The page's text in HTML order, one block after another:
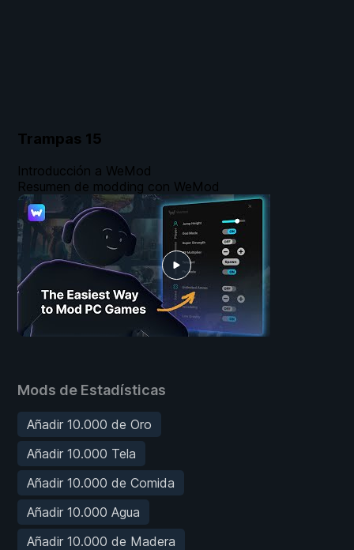
Trampas 15
Mods de Estadísticas
Añadir 10.000 de Oro
Añadir 10.000 Tela
Añadir 10.000 de Comida
Añadir 10.000 Agua
Añadir 10.000 de Madera
Introducción a WeMod
Resumen de modding con WeMod